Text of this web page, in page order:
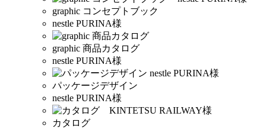
graphic コンセプトブック
nestle PURINA様
graphic 商品カタログ
nestle PURINA様
パッケージデザイン
nestle PURINA様
カタログ